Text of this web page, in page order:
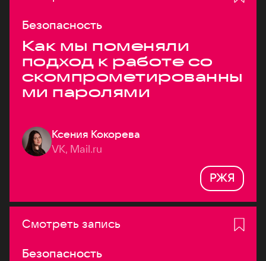
Безопасность
Как мы поменяли
подход к работе со
скомпрометированны
ми паролями
Ксения Кокорева
VK, Mail.ru
РЖЯ
Смотреть запись
Безопасность